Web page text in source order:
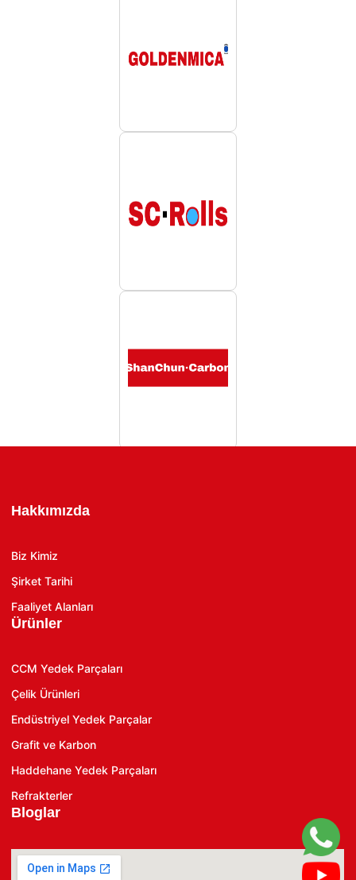
Hakkımızda
Biz Kimiz
Şirket Tarihi
Faaliyet Alanları
Ürünler
CCM Yedek Parçaları
Çelik Ürünleri
Endüstriyel Yedek Parçalar
Grafit ve Karbon
Haddehane Yedek Parçaları
Refrakterler
Bloglar